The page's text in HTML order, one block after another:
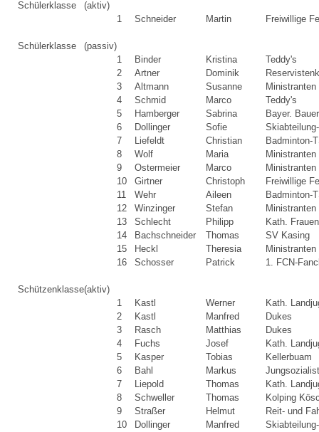
Schülerklasse
(aktiv)
1
Schneider Martin Freiwillige
Schülerklasse
(passiv)
1
Binder Kristina
Teddy's
2
Artner Dominik
3
Altmann Susanne
4
Schmid Marco
Teddy's
5
Hamberger Sabrina
Bayer.
6
Dollinger Sofie
7
Liefeldt Christian
Badminton-
8
Wolf Maria
9
Ostermeier Marco
10
Girtner Christoph
Freiwillige
11
Wehr Aileen
Badminton-
12
Winzinger Stefan
13
Schlecht Philipp
Kath.
14
Bachschneider Thomas
SV Kasing
15
Heckl Theresia
16
Schosser Patrick 1. FCN-
Schützenklasse(aktiv)
1
Kastl Werner
Kath.
2
Kastl Manfred
Dukes
3
Rasch Matthias
Dukes
4
Fuchs Josef
Kath.
5
Kasper Tobias
Kellerbuam
6
Bahl Markus
7
Liepold Thomas
Kath.
8
Schweller Thomas
Kolping
9
Straßer Helmut
Reit- und
10
Dollinger Manfred